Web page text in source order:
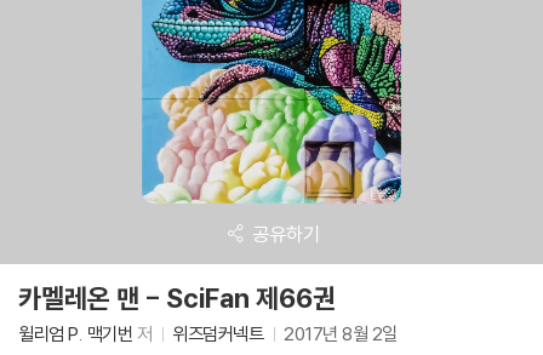
공유하기
카멜레온 맨 - SciFan 제66권
윌리엄 P. 맥기번 저 위즈덤커넥트 2017년 8월 2일